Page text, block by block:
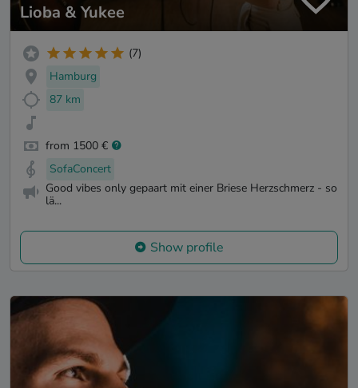
Lioba & Yukee
(7)
Hamburg
87 km
from 1500 €
SofaConcert
Good vibes only gepaart mit einer Briese Herzschmerz - so
lä...
Show profile